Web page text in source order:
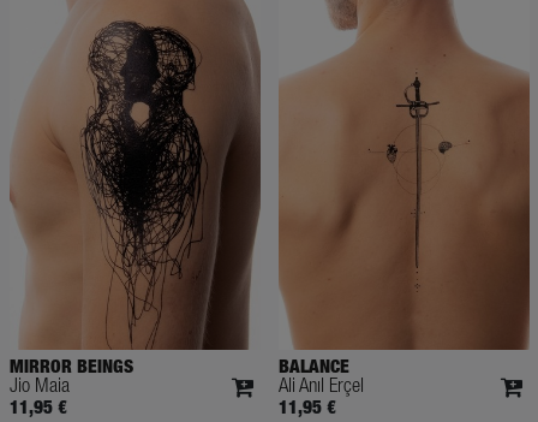
MIRROR BEINGS
Jio Maia
11,95 €
BALANCE
Ali Anıl Erçel
11,95 €